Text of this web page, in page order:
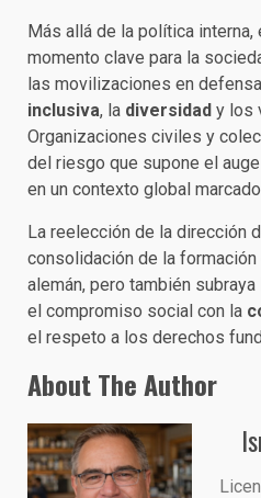
Más allá de la política interna,
momento clave para la
las movilizaciones en
inclusiva, la diversidad y los
Organizaciones civiles y
del riesgo que supone el
en un contexto global
La reelección de la dirección
consolidación de la
alemán, pero también
el compromiso social con la
el respeto a los derechos
About The Author